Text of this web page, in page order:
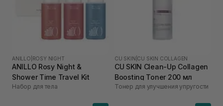
ANILLO ROSY NIGHT
ANILLO Rosy Night &
Shower Time Travel Kit
Набор для тела
CU SKIN CU SKIN COLLAGEN
CU SKIN Clean-Up Collagen
Boosting Toner 200 мл
Тонер для улучшения упругости